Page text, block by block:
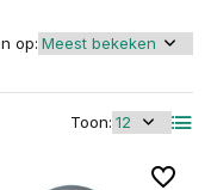
Toon:
op: